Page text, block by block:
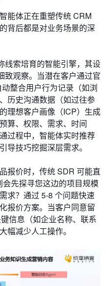
能体正在重塑传统 CRM
背后都是对业务场景的深
线索培育的智能引擎，其设
致观察。当潜在客户通过官
整合用户行为记录（如浏
历史沟通数据（如过往参
理想客户画像（ICP）生成
算、权限、需求、时间
过程中，智能体实时推荐
导技巧挖掘深层需求。
报价时，传统 SDR 可能直
先探寻您这边的项目规模
求？通过 5-8 个问题快速
报价方案。当客户同意留
信息（如企业名称、联系
幅减少人工操作。